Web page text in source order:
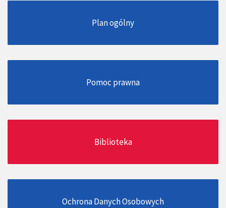
Plan ogólny
Pomoc prawna
Biblioteka
Ochrona Danych Osobowych